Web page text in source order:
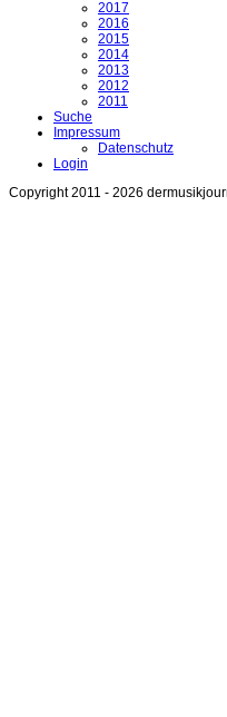
2017
2016
2015
2014
2013
2012
2011
Suche
Impressum
Datenschutz
Login
Copyright 2011 - 2026